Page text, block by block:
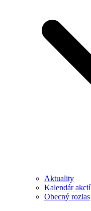
Aktuality
Kalendár akcií
Obecný rozlas